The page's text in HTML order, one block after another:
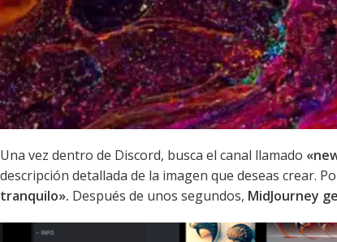
Una vez dentro de Discord, busca el canal llamado
descripción detallada de la imagen que deseas crear.
tranquilo». Después de unos segundos, MidJourney